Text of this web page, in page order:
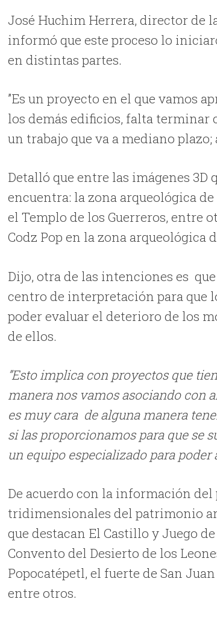
José Huchim Herrera, director de
informó que este proceso lo
en distintas partes.
”Es un proyecto en el que vamos
los demás edificios, falta terminar
un trabajo que va a mediano
Detalló que entre las imágenes
encuentra: la zona arqueológica
el Templo de los Guerreros, entre
Codz Pop en la zona arqueológica
Dijo, otra de las intenciones es
centro de interpretación para que
poder evaluar el deterioro de los
de ellos.
”Esto implica con proyectos que
manera nos vamos asociando con
es muy cara de alguna manera
si las proporcionamos para que se
un equipo especializado para poder
De acuerdo con la información
tridimensionales del patrimonio
que destacan El Castillo y Juego
Convento del Desierto de los
Popocatépetl, el fuerte de San
entre otros.